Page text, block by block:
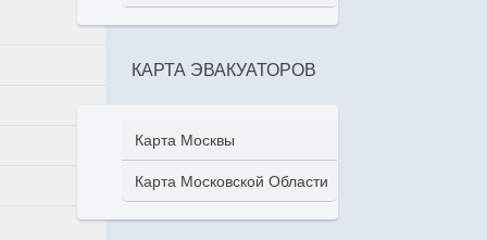
КАРТА ЭВАКУАТОРОВ
Карта Москвы
Карта Московской Области